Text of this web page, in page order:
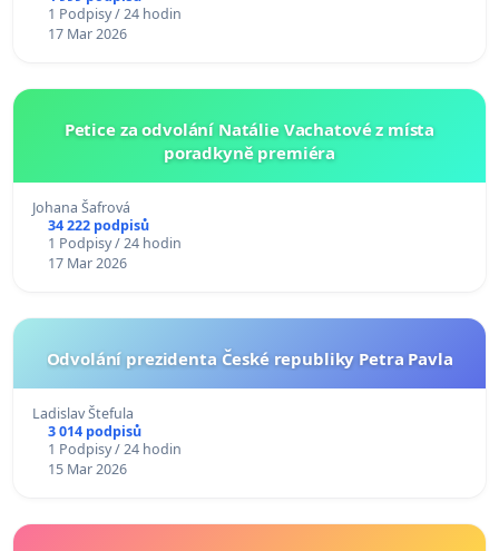
1 Podpisy / 24 hodin
17 Mar 2026
Petice za odvolání Natálie Vachatové z místa
poradkyně premiéra
Johana Šafrová
34 222 podpisů
1 Podpisy / 24 hodin
17 Mar 2026
Odvolání prezidenta České republiky Petra Pavla
Ladislav Štefula
3 014 podpisů
1 Podpisy / 24 hodin
15 Mar 2026